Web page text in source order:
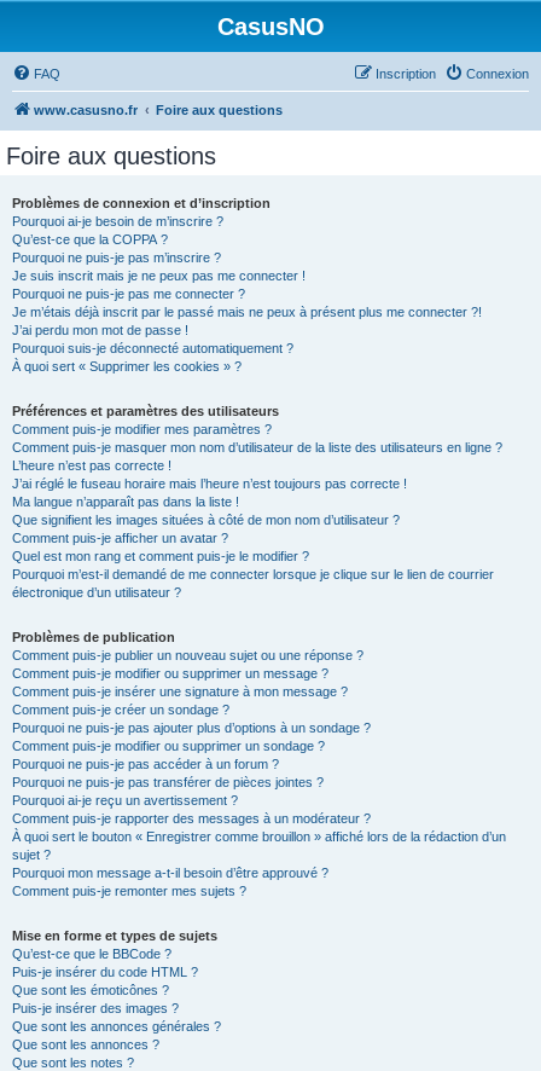
CasusNO
FAQ Connexion
Inscription
www.casusno.fr Foire aux questions
Foire aux questions
Problèmes de connexion et d’inscription
Pourquoi ai-je besoin de m’inscrire ?
Qu’est-ce que la COPPA ?
Pourquoi ne puis-je pas m’inscrire ?
Je suis inscrit mais je ne peux pas me connecter !
Pourquoi ne puis-je pas me connecter ?
Je m’étais déjà inscrit par le passé mais ne peux à présent plus me connecter ?!
J’ai perdu mon mot de passe !
Pourquoi suis-je déconnecté automatiquement ?
À quoi sert « Supprimer les cookies » ?
Préférences et paramètres des utilisateurs
Comment puis-je modifier mes paramètres ?
Comment puis-je masquer mon nom d’utilisateur de la liste des utilisateurs en ligne ?
L’heure n’est pas correcte !
J’ai réglé le fuseau horaire mais l’heure n’est toujours pas correcte !
Ma langue n’apparaît pas dans la liste !
Que signifient les images situées à côté de mon nom d’utilisateur ?
Comment puis-je afficher un avatar ?
Quel est mon rang et comment puis-je le modifier ?
Pourquoi m’est-il demandé de me connecter lorsque je clique sur le lien de courrier
électronique d’un utilisateur ?
Problèmes de publication
Comment puis-je publier un nouveau sujet ou une réponse ?
Comment puis-je modifier ou supprimer un message ?
Comment puis-je insérer une signature à mon message ?
Comment puis-je créer un sondage ?
Pourquoi ne puis-je pas ajouter plus d’options à un sondage ?
Comment puis-je modifier ou supprimer un sondage ?
Pourquoi ne puis-je pas accéder à un forum ?
Pourquoi ne puis-je pas transférer de pièces jointes ?
Pourquoi ai-je reçu un avertissement ?
Comment puis-je rapporter des messages à un modérateur ?
À quoi sert le bouton « Enregistrer comme brouillon » affiché lors de la rédaction d’un
sujet ?
Pourquoi mon message a-t-il besoin d’être approuvé ?
Comment puis-je remonter mes sujets ?
Mise en forme et types de sujets
Qu’est-ce que le BBCode ?
Puis-je insérer du code HTML ?
Que sont les émoticônes ?
Puis-je insérer des images ?
Que sont les annonces générales ?
Que sont les annonces ?
Que sont les notes ?